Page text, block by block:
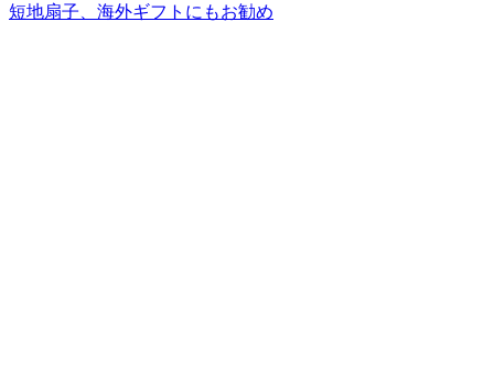
短地扇子、海外ギフトにもお勧め